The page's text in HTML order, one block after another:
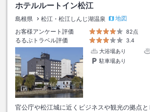
ホテルルートイン松江
島根県 松江・松江しんじ湖温泉
地図
お客様アンケート評価
82点
るるぶトラベル評価
3.4
大浴場あり
駐車場あり
官公庁や松江城に近くビジネスや観光の拠点